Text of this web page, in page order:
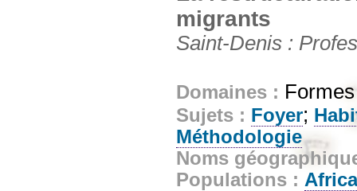
migrants
Saint-Denis :
Domaines :
Sujets : Foyer;
Méthodologie
Noms
Populations :